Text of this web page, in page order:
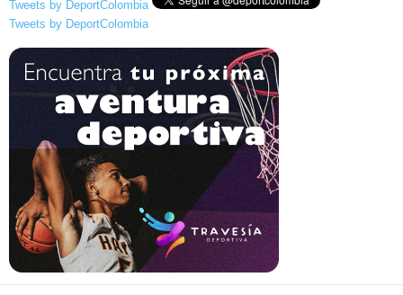
Tweets by DeportColombia
Tweets by DeportColombia